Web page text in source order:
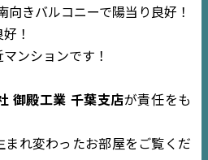
TOP
NEWS
EVENT
向きバルコニーで陽当り良好！
！
ンションです！
御殿工業 千葉支店が責任をも
まれ変わったお部屋をご覧くだ